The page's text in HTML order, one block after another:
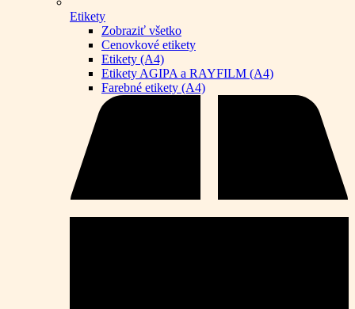
Etikety
Zobraziť všetko
Cenovkové etikety
Etikety (A4)
Etikety AGIPA a RAYFILM (A4)
Farebné etikety (A4)